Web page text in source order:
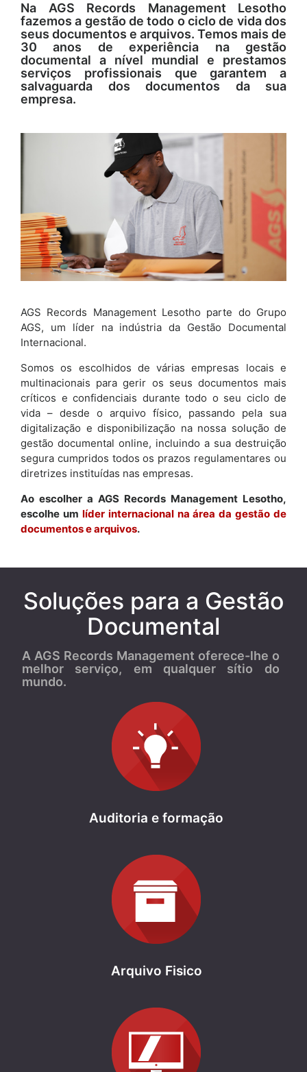
Na AGS Records Management Lesotho
fazemos a gestão de todo o ciclo de vida dos
seus documentos e arquivos. Temos mais de
30 anos de experiência na gestão
documental a nível mundial e prestamos
serviços profissionais que garantem a
salvaguarda dos documentos da sua
empresa.
AGS Records Management Lesotho parte do Grupo
AGS, um líder na indústria da Gestão Documental
Internacional.
Somos os escolhidos de várias empresas locais e
multinacionais para gerir os seus documentos mais
críticos e confidenciais durante todo o seu ciclo de
vida – desde o arquivo físico, passando pela sua
digitalização e disponibilização na nossa solução de
gestão documental online, incluindo a sua destruição
segura cumpridos todos os prazos regulamentares ou
diretrizes instituídas nas empresas.
Ao escolher a AGS Records Management Lesotho,
escolhe um líder internacional na área da gestão de
documentos e arquivos.
Soluções para a Gestão
Documental
A AGS Records Management oferece-lhe o
melhor serviço, em qualquer sítio do
mundo.
Auditoria e formação
Arquivo Fisico